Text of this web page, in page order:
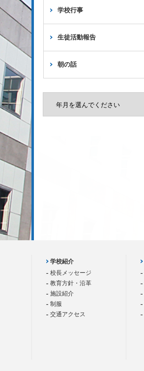
学校行事
生徒活動報告
朝の話
学校紹介
校長メッセージ
教育方針・沿革
施設紹介
制服
交通アクセス